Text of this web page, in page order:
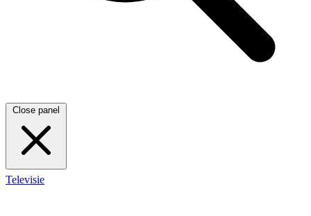
Close panel
Televisie